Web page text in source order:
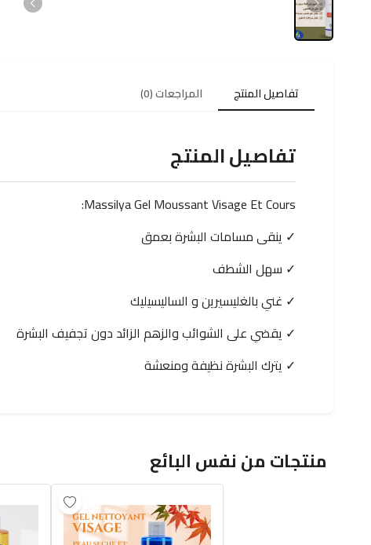
تفاصيل المنتج المراجعات (0)
تفاصيل المنتج
Massilya Gel Moussant Visage Et Cours:
✓ ينقى مسامات البشرة بعمق
✓ سهل الشطف
✓ غني بالغليسيرين و الساليسيليك
✓ يقضي على الشوائب والزهم الزائد دون تجفيف البشرة
✓ يترك البشرة نظيفة ومنعشة
منتجات من نفس البائع